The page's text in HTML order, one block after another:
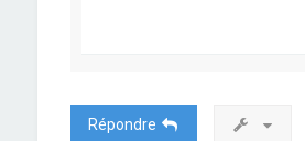
Répondre